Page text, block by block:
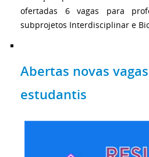
ofertadas 6 vagas para
subprojetos Interdisciplinar e
Abertas novas
estudantis